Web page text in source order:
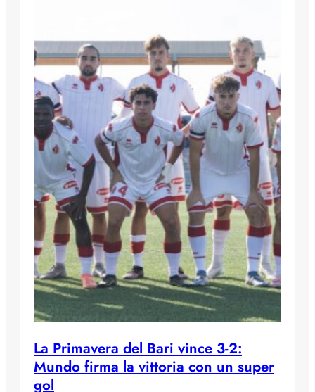
La Primavera del Bari vince 3-2:
Mundo firma la vittoria con un super
gol